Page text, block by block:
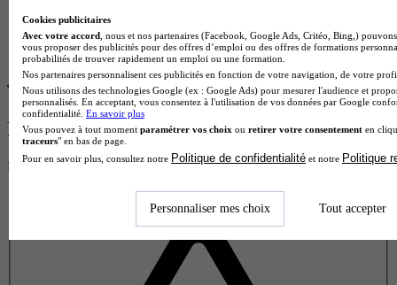
Donne ton avis !
Partage ton expérience et aide d’autres étudiants à faire le bon choix.
Cookies publicitaires
Avec votre accord , nous et nos partenaires (Facebook, Google Ads, Critéo, Bing,)
vous proposer des publicités pour des offres d’emploi ou des offres de formations
probabilités de trouver rapidement un emploi ou une formation.
Nos partenaires personnalisent ces publicités en fonction de votre navigation, de votre
Nous utilisons des technologies Google (ex : Google Ads) pour mesurer l'audience et
personnalisés. En acceptant, vous consentez à l'utilisation de vos données par Google
confidentialité. En savoir plus
Vous pouvez à tout moment paramétrer vos choix ou retirer votre consentement en
traceurs" en bas de page.
Pour en savoir plus, consultez notre Politique de confidentialité et notre Politique
Personnaliser mes choix Tout accepter